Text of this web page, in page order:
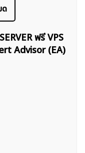
ด
ฟรี VPS
Advisor (EA)